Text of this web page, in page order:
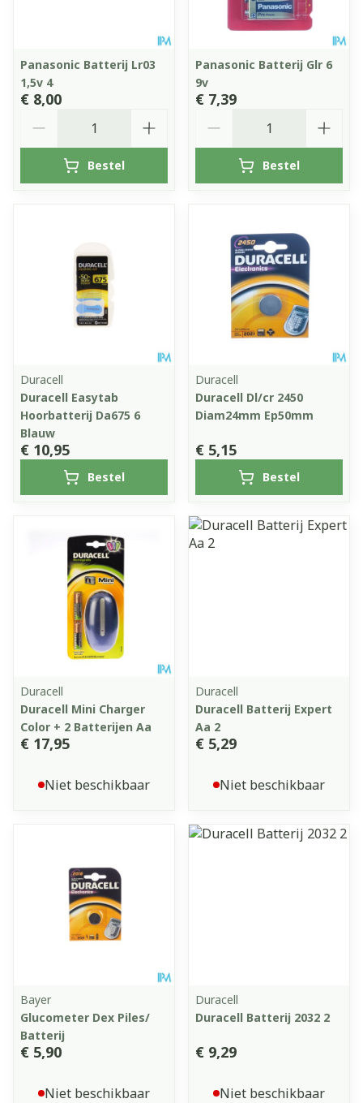
Panasonic Batterij Lr03
1,5v 4
€ 8,00
Bestel
Panasonic Batterij Glr 6
9v
€ 7,39
Bestel
Duracell
Duracell Easytab
Hoorbatterij Da675 6
Blauw
€ 10,95
Bestel
Duracell
Duracell Dl/cr 2450
Diam24mm Ep50mm
€ 5,15
Bestel
Duracell
Duracell Mini Charger
Color + 2 Batterijen Aa
€ 17,95
Niet beschikbaar
Duracell
Duracell Batterij Expert
Aa 2
€ 5,29
Niet beschikbaar
Bayer
Glucometer Dex Piles/
Batterij
€ 5,90
Niet beschikbaar
Duracell
Duracell Batterij 2032 2
€ 9,29
Niet beschikbaar